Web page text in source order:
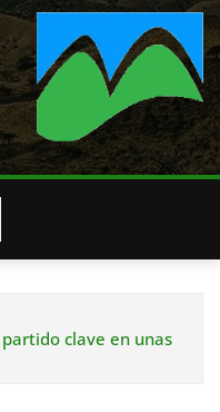
partido clave en unas